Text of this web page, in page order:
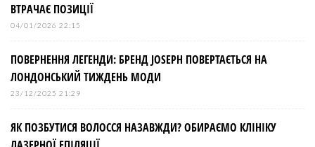
ВТРАЧАЄ ПОЗИЦІЇ
04/01/2026 22:15
ПОВЕРНЕННЯ ЛЕГЕНДИ: БРЕНД JOSEPH ПОВЕРТАЄТЬСЯ НА
ЛОНДОНСЬКИЙ ТИЖДЕНЬ МОДИ
23/12/2025 21:29
ЯК ПОЗБУТИСЯ ВОЛОССЯ НАЗАВЖДИ? ОБИРАЄМО КЛІНІКУ